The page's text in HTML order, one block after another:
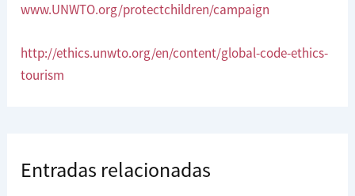
www.UNWTO.org/protectchildren/campaign
http://ethics.unwto.org/en/content/global-code-ethics-
tourism
Entradas relacionadas